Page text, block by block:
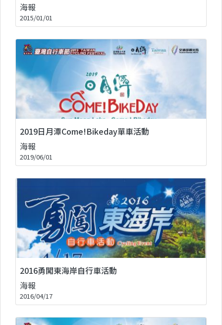
海報
2015/01/01
2019日月潭Come!Bikeday單車活動
海報
2019/06/01
2016勇闖東海岸自行車活動
海報
2016/04/17